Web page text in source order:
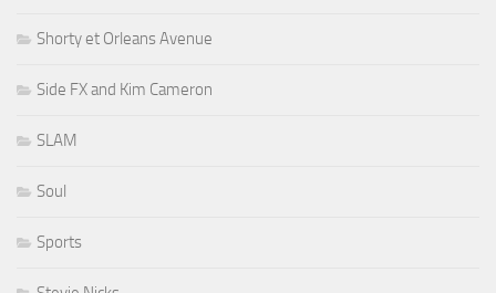
Shorty et Orleans Avenue
Side FX and Kim Cameron
SLAM
Soul
Sports